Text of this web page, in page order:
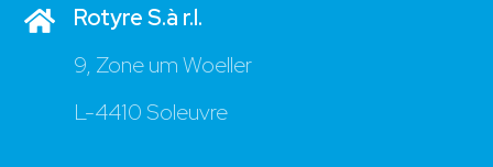
Rotyre S.à r.l.
9, Zone um Woeller
L-4410 Soleuvre